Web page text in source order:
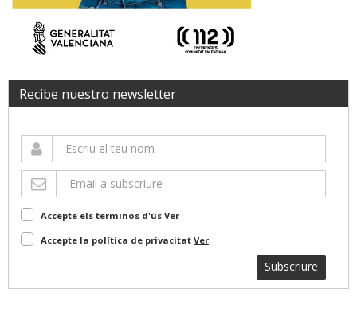
Recibe nuestro newsletter
Accepte els terminos d'ús Ver
Accepte la política de privacitat Ver
Subscriure